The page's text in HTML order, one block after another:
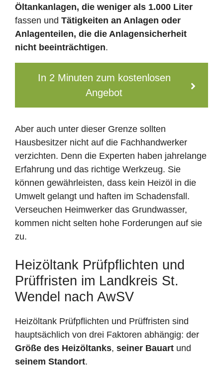
Öltankanlagen, die weniger als 1.000 Liter
fassen und Tätigkeiten an Anlagen oder
Anlagenteilen, die die Anlagensicherheit
nicht beeinträchtigen.
In 2 Minuten zum kostenlosen
Angebot
Aber auch unter dieser Grenze sollten
Hausbesitzer nicht auf die Fachhandwerker
verzichten. Denn die Experten haben jahrelange
Erfahrung und das richtige Werkzeug. Sie
können gewährleisten, dass kein Heizöl in die
Umwelt gelangt und haften im Schadensfall.
Verseuchen Heimwerker das Grundwasser,
kommen nicht selten hohe Forderungen auf sie
zu.
Heizöltank Prüfpflichten und
Prüffristen im Landkreis St.
Wendel nach AwSV
Heizöltank Prüfpflichten und Prüffristen sind
hauptsächlich von drei Faktoren abhängig: der
Größe des Heizöltanks, seiner Bauart und
seinem Standort.